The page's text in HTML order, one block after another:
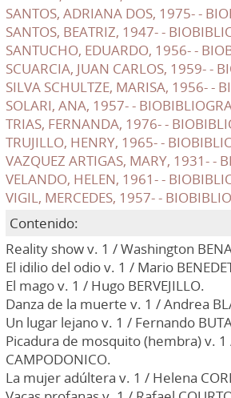
SANTOS, ADRIANA DOS, 1975- -
SANTOS, BEATRIZ, 1947- -
SANTUCHO, EDUARDO, 1956- -
SCUARCIA, JUAN CARLOS, 1959- -
SILVA SCHULTZE, MARISA, 1956- -
SOLARI, ANA, 1957- -
TRIAS, FERNANDA, 1976- -
TRUJILLO, HENRY, 1965- -
VAZQUEZ ARTIGAS, MARY, 1931- -
VELANDO, HELEN, 1961- -
VIGIL, MERCEDES, 1957- -
Contenido:
Reality show v. 1 / Washington
El idilio del odio v. 1 / Mario
El mago v. 1 / Hugo BERVEJILLO.
Danza de la muerte v. 1 / Andrea
Un lugar lejano v. 1 / Fernando
Picadura de mosquito (hembra) v.
CAMPODONICO.
La mujer adúltera v. 1 / Helena